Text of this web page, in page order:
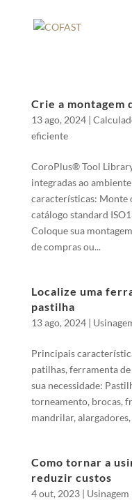
Crie a montagem
13 ago, 2024|
eficiente
CoroPlus® Tool
integradas ao
características: Monte
catálogo standard
Coloque sua
de compras ou...
Localize uma
pastilha
13 ago, 2024|
Principais
patilhas, ferramenta
sua necessidade:
torneamento, brocas,
mandrilar,
Como tornar a
reduzir custos
4 out, 2023|